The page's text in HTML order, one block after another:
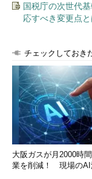
図2 公開
先ほどのAさんとB
さんに暗号文を送
の公開鍵を入手す
よいものなので、A
自分のホームページ
国税庁の次世代
応すべき変更点
チェックしておき
大阪ガスが月2000時
業を削減！ 現場のAI